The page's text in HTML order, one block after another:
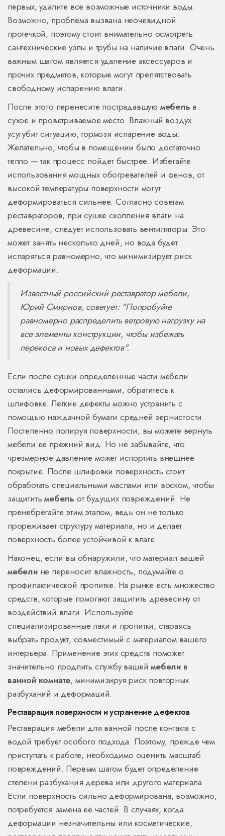
первых, удалите все возможные источники воды.
Возможно, проблема вызвана неочевидной
протечкой, поэтому стоит внимательно осмотреть
сантехнические узлы и трубы на наличие влаги. Очень
важным шагом является удаление аксессуаров и
прочих предметов, которые могут препятствовать
свободному испарению влаги.
После этого перенесите пострадавшую мебель в
сухое и проветриваемое место. Влажный воздух
усугубит ситуацию, тормозя испарение воды.
Желательно, чтобы в помещении было достаточно
тепло — так процесс пойдет быстрее. Избегайте
использования мощных обогревателей и фенов, от
высокой температуры поверхности могут
деформироваться сильнее. Согласно советам
реставраторов, при сушке скопления влаги на
древесине, следует использовать вентиляторы. Это
может занять несколько дней, но вода будет
испаряться равномерно, что минимизирует риск
деформации.
Известный российский реставратор мебели,
Юрий Смирнов, советует: "Попробуйте
равномерно распределить ветровую нагрузку на
все элементы конструкции, чтобы избежать
перекоса и новых дефектов".
Если после сушки определённые части мебели
остались деформированными, обратитесь к
шлифовке. Легкие дефекты можно устранить с
помощью наждачной бумаги средней зернистости.
Постепенно полируя поверхности, вы можете вернуть
мебели её прежний вид. Но не забывайте, что
чрезмерное давление может испортить внешнее
покрытие. После шлифовки поверхность стоит
обработать специальными маслами или воском, чтобы
защититьмебель от будущих повреждений. Не
пренебрегайте этим этапом, ведь он не только
прореживает структуру материала, но и делает
поверхность более устойчивой к влаге.
Наконец, если вы обнаружили, что материал вашей
мебелине переносит влажность, подумайте о
профилактической пропитке. На рынке есть множество
средств, которые помогают защитить древесину от
воздействий влаги. Используйте
специализированные лаки и пропитки, стараясь
выбрать продукт, совместимый с материалом вашего
интерьера. Применение этих средств поможет
значительно продлить службу вашеймебели в
ванной комнате, минимизируя риск повторных
разбуханий и деформаций.
Реставрация поверхности и устранение дефектов
Реставрация мебели для ванной после контакта с
водой требует особого подхода. Поэтому, прежде чем
приступать к работе, необходимо оценить масштаб
повреждений. Первым шагом будет определение
степени разбухания дерева или другого материала.
Если поверхность сильно деформирована, возможно,
потребуется замена её частей. В случаях, когда
деформации незначительны или косметические,